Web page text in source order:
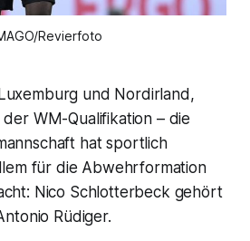
Revierfoto
und Nordirland,
WM-Qualifikation – die
hat sportlich
für die Abwehrformation
Nico Schlotterbeck gehört
Rüdiger.